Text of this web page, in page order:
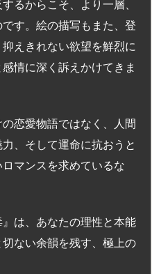
るからこそ、より一層、
す。絵の描写もまた、登
えきれない欲望を鮮烈に
情に深く訴えかけてきま
恋愛物語ではなく、人間
、そして運命に抗おうと
マンスを求めているな
は、あなたの理性と本能
ない余韻を残す、極上の